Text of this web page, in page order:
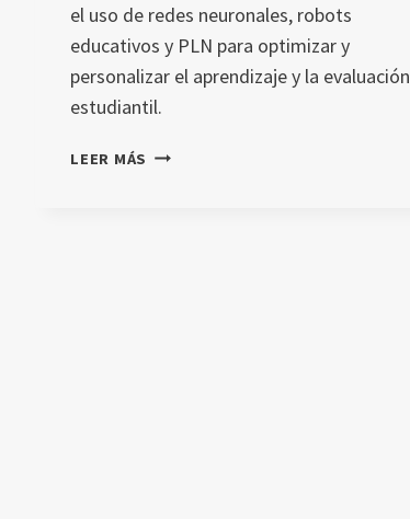
el uso de redes neuronales, robots
educativos y PLN para optimizar y
personalizar el aprendizaje y la evaluación
estudiantil.
LEER MÁS EL